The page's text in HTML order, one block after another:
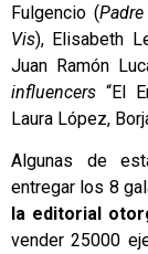
Fulgencio (
Vis), Elisabeth
Juan Ramón
influencers “El
Laura López,
Algunas de
entregar los 8
la editorial
vender 25000